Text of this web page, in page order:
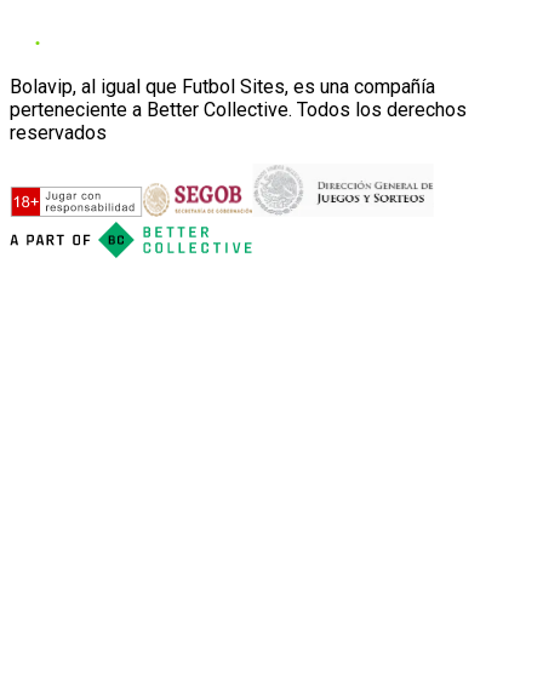
Bolavip, al igual que Futbol Sites, es una compañía
perteneciente a Better Collective. Todos los derechos
reservados